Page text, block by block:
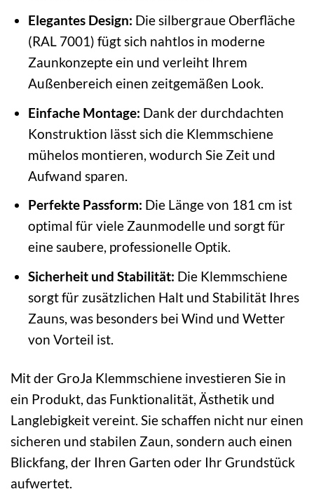
Elegantes Design: Die silbergraue Oberfläche
(RAL 7001) fügt sich nahtlos in moderne
Zaunkonzepte ein und verleiht Ihrem
Außenbereich einen zeitgemäßen Look.
Einfache Montage: Dank der durchdachten
Konstruktion lässt sich die Klemmschiene
mühelos montieren, wodurch Sie Zeit und
Aufwand sparen.
Perfekte Passform: Die Länge von 181 cm ist
optimal für viele Zaunmodelle und sorgt für
eine saubere, professionelle Optik.
Sicherheit und Stabilität: Die Klemmschiene
sorgt für zusätzlichen Halt und Stabilität Ihres
Zauns, was besonders bei Wind und Wetter
von Vorteil ist.
Mit der GroJa Klemmschiene investieren Sie in
ein Produkt, das Funktionalität, Ästhetik und
Langlebigkeit vereint. Sie schaffen nicht nur einen
sicheren und stabilen Zaun, sondern auch einen
Blickfang, der Ihren Garten oder Ihr Grundstück
aufwertet.